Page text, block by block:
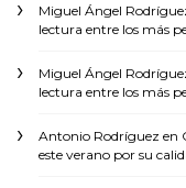
Miguel Ángel
lectura entre los más
Miguel Ángel
lectura entre los más
Antonio Rodríguez en
este verano por su